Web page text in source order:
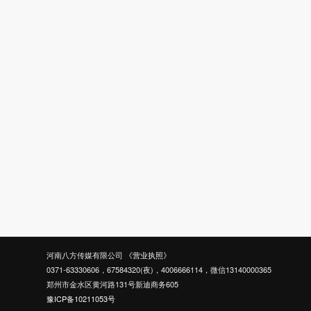
河南八方传媒有限公司
《营业执照》
0371-63330606，67584320(夜)，4006666114，微信13140000365
郑州市金水区黄河路131号新迪商务605
豫ICP备10211053号